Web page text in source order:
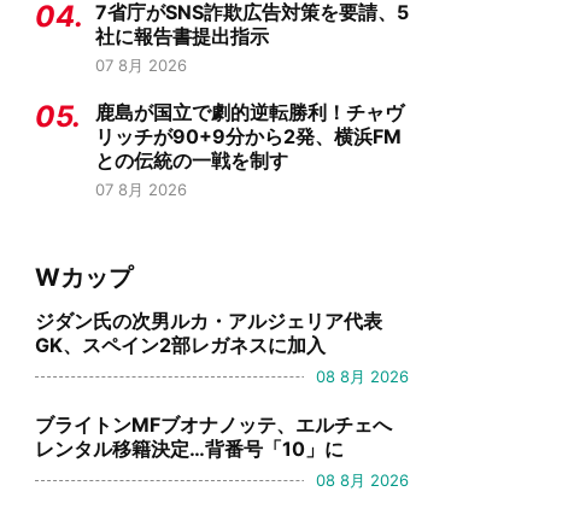
04. 7省庁がSNS詐欺広告対策を要請、5
社に報告書提出指示
07 8月 2026
05.
鹿島が国立で劇的逆転勝利！チャヴ
リッチが90+9分から2発、横浜FM
との伝統の一戦を制す
07 8月 2026
Wカップ
ジダン氏の次男ルカ・アルジェリア代表
GK、スペイン2部レガネスに加入
08 8月 2026
ブライトンMFブオナノッテ、エルチェへ
レンタル移籍決定…背番号「10」に
08 8月 2026